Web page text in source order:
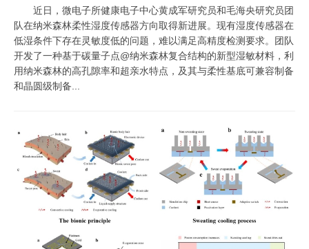
近日，微电子所健康电子中心黄成军研究员和毛海央研究员团
队在纳米森林柔性湿度传感器方向取得新进展。现有湿度传感器在
低湿条件下存在灵敏度低的问题，难以满足高精度检测要求。团队
开发了一种基于碳量子点@纳米森林复合结构的新型湿敏材料，利
用纳米森林的高孔隙率和超亲水特点，及其与柔性基底可兼容制备
和晶圆级制备...